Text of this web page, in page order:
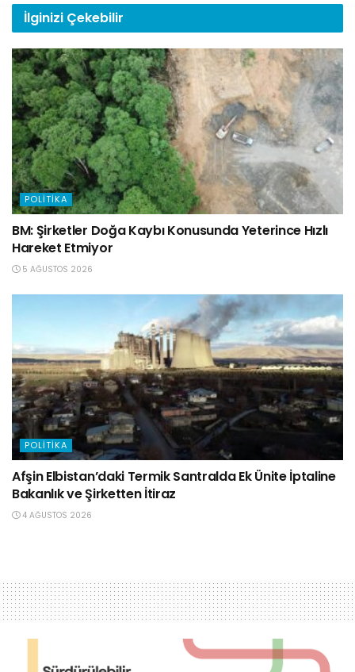
İlginizi Çekebilir
POLITIKA
BM: Şirketler Doğa Kaybı Konusunda Yeterince Hızlı
Hareket Etmiyor
5 AĞUSTOS 2026
POLITIKA
Afşin Elbistan’daki Termik Santralda Ek Ünite İptaline
Bakanlık ve Şirketten İtiraz
4 AĞUSTOS 2026